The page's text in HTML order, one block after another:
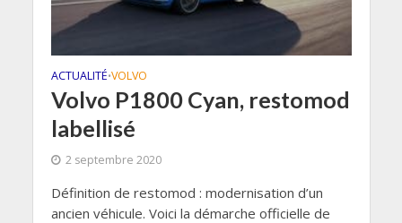
ACTUALITÉ•VOLVO
Volvo P1800 Cyan, restomod
labellisé
2 septembre 2020
Définition de restomod : modernisation d’un
ancien véhicule. Voici la démarche officielle de